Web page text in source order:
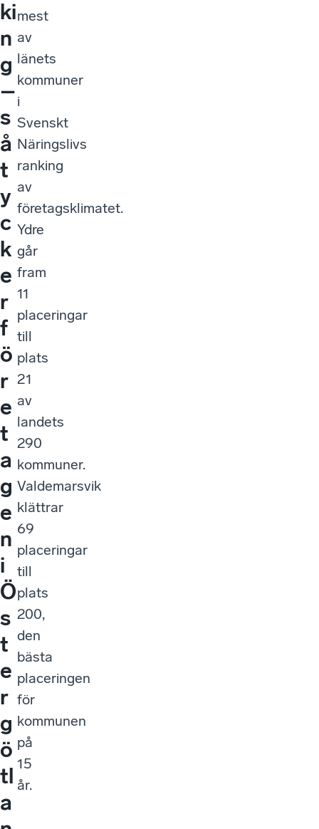
ki
n
g
–
s
å
t
y
c
k
e
r
f
ö
r
e
t
a
g
e
n
i
Ö
s
t
e
r
g
ö
tl
a
mest
av
länets
kommuner
i
Svenskt
Näringslivs
ranking
av
företagsklimatet.
Ydre
går
fram
11
placeringar
till
plats
21
av
landets
290
kommuner.
Valdemarsvik
klättrar
69
placeringar
till
plats
200,
den
bästa
placeringen
för
kommunen
på
15
år.